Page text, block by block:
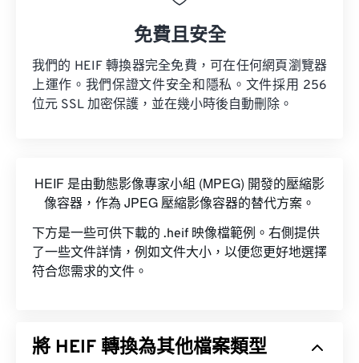
免費且安全
我們的 HEIF 轉換器完全免費，可在任何網頁瀏覽器
上運作。我們保證文件安全和隱私。文件採用 256
位元 SSL 加密保護，並在幾小時後自動刪除。
HEIF 是由動態影像專家小組 (MPEG) 開發的壓縮影
像容器，作為 JPEG 壓縮影像容器的替代方案。
下方是一些可供下載的 .heif 映像檔範例。右側提供
了一些文件詳情，例如文件大小，以便您更好地選擇
符合您需求的文件。
將 HEIF 轉換為其他檔案類型